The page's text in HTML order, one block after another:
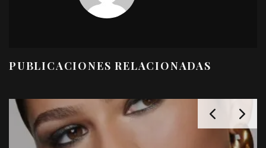
PUBLICACIONES RELACIONADAS